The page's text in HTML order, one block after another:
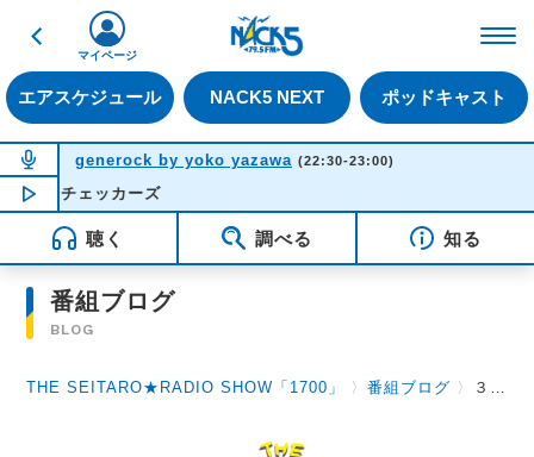
戻る
エアスケジュール NACK5 NEXT ポッドキャスト
マイページ
NOW ON AIR
generock by yoko yazawa (22:30-23:00)
NOW PLAYING
ェッカーズ
聴く 調べる 知る
番組ブログ
BLOG
THE SEITARO★RADIO SHOW「1700」 〉番組ブログ 〉 ３月１９日（水）